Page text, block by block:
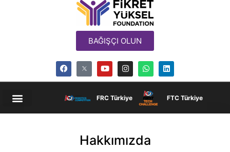
BAĞIŞÇI OLUN
FRC Türkiye FTC Türkiye
Hakkımızda